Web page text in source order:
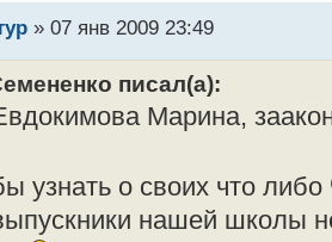
» 07 янв 2009 23:49
писал(а):
Марина,
узнать о своих что либо
нашей школы